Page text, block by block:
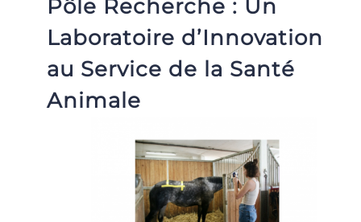
Pôle Recherche : Un
Laboratoire d’Innovation
au Service de la Santé
Animale